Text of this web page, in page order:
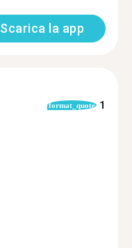
Scarica la app
format_quote 1